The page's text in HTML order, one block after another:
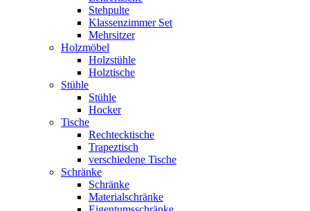
Stehpulte
Klassenzimmer Set
Mehrsitzer
Holzmöbel
Holzstühle
Holztische
Stühle
Stühle
Hocker
Tische
Rechtecktische
Trapeztisch
verschiedene Tische
Schränke
Schränke
Materialschränke